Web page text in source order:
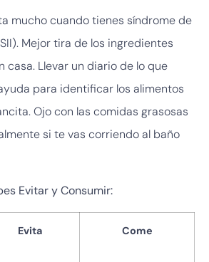
mucho cuando tienes síndrome de
Mejor tira de los ingredientes
casa. Llevar un diario de lo que
para identificar los alimentos
Ojo con las comidas grasosas
si te vas corriendo al baño
Evitar y Consumir:
Evita Come